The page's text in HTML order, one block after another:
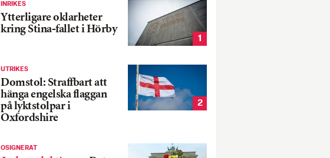
INRIKES
Ytterligare oklarheter
kring Stina-fallet i Hörby
1
UTRIKES
Domstol: Straffbart att
hänga engelska flaggan
på lyktstolpar i
Oxfordshire
2
OSIGNERAT